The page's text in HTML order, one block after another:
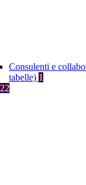
Consulenti e
tabelle) 1
22